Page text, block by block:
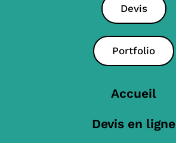
Devis
Portfolio
Accueil
Devis en ligne